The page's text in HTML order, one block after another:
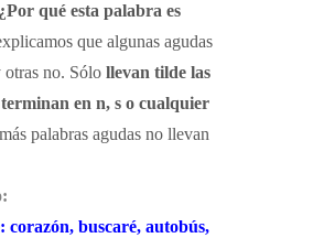
¿Por qué esta palabra es
que algunas agudas
no. Sólo llevan tilde las
en n, s o cualquier
palabras agudas no llevan
corazón, buscaré, autobús,